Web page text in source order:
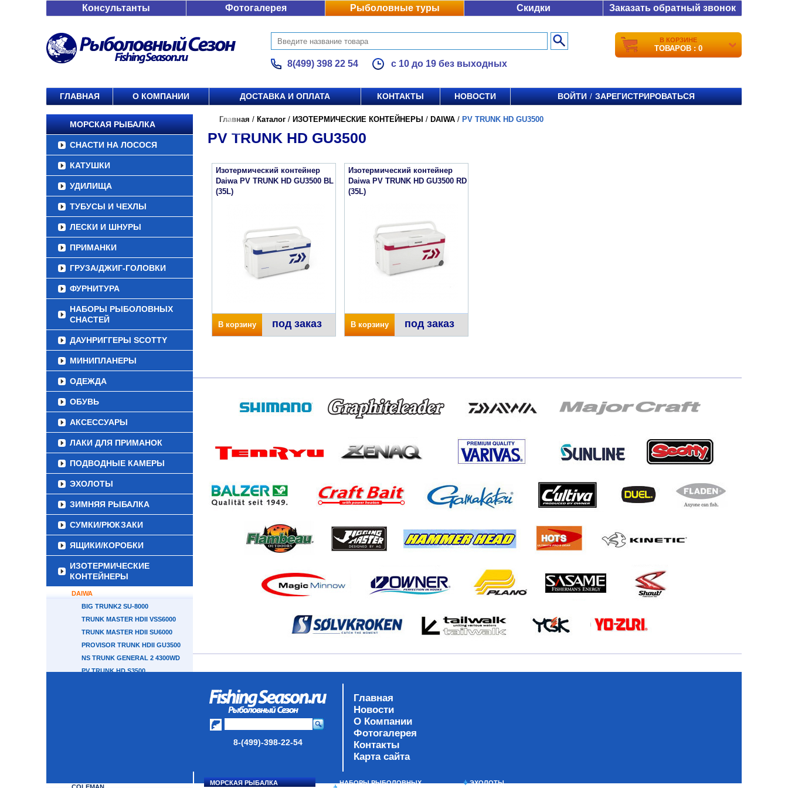
Консультанты Фотогалерея Рыболовные туры Скидки Заказать обратный звонок
8(499) 398 22 54 с 10 до 19 без выходных
В КОРЗИНЕ
ТОВАРОВ : 0
ГЛАВНАЯ О КОМПАНИИ ДОСТАВКА И ОПЛАТА КОНТАКТЫ НОВОСТИ ВОЙТИ / ЗАРЕГИСТРИРОВАТЬСЯ
МОРСКАЯ РЫБАЛКА
СНАСТИ НА ЛОСОСЯ
КАТУШКИ
УДИЛИЩА
ТУБУСЫ И ЧЕХЛЫ
ЛЕСКИ И ШНУРЫ
ПРИМАНКИ
ГРУЗА/ДЖИГ-ГОЛОВКИ
ФУРНИТУРА
НАБОРЫ РЫБОЛОВНЫХ
СНАСТЕЙ
ДАУНРИГГЕРЫ SCOTTY
МИНИПЛАНЕРЫ
ОДЕЖДА
ОБУВЬ
АКСЕССУАРЫ
ЛАКИ ДЛЯ ПРИМАНОК
ПОДВОДНЫЕ КАМЕРЫ
ЭХОЛОТЫ
ЗИМНЯЯ РЫБАЛКА
СУМКИ/РЮКЗАКИ
ЯЩИКИ/КОРОБКИ
ИЗОТЕРМИЧЕСКИЕ
КОНТЕЙНЕРЫ
DAIWA
BIG TRUNK2 SU-8000
TRUNK MASTER HDII VSS6000
TRUNK MASTER HDII SU6000
PROVISOR TRUNK HDII GU3500
NS TRUNK GENERAL 2 4300WD
PV TRUNK HD S3500
Главная / Каталог / ИЗОТЕРМИЧЕСКИЕ КОНТЕЙНЕРЫ / DAIWA / PV TRUNK HD GU3500
PV TRUNK HD GU3500
Изотермический контейнер
Daiwa PV TRUNK HD GU3500 BL
(35L)
В корзину под заказ
Изотермический контейнер
Daiwa PV TRUNK HD GU3500 RD
(35L)
В корзину под заказ
8-(499)-398-22-54
Главная
Новости
О Компании
Фотогалерея
Контакты
Карта сайта
МОРСКАЯ РЫБАЛКА НАБОРЫ РЫБОЛОВНЫХ ЭХОЛОТЫ